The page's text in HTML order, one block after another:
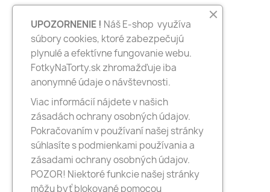
UPOZORNENIE ! Náš E-shop využíva
súbory cookies, ktoré zabezpečujú
plynulé a efektívne fungovanie webu.
FotkyNaTorty.sk zhromažďuje iba
anonymné údaje o návštevnosti.
Viac informácií nájdete v našich
zásadách ochrany osobných údajov.
Pokračovaním v používaní našej stránky
súhlasíte s podmienkami používania a
zásadami ochrany osobných údajov.
POZOR! Niektoré funkcie našej stránky
môžu byť blokované pomocou